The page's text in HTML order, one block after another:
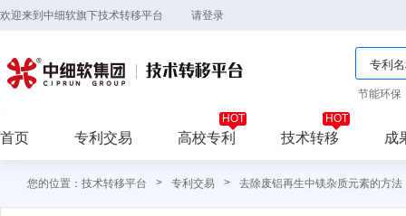
欢迎来到中细软旗下技术转移平台 请登录
节能环保
首页 专利交易 高校专利 技术转移 成
您的位置：技术转移平台 > 专利交易 > 去除废铝再生中镁杂质元素的方法